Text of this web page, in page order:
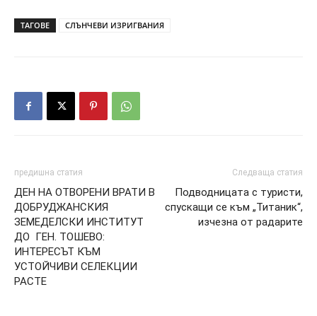
ТАГОВЕ СЛЪНЧЕВИ ИЗРИГВАНИЯ
предишна статия
ДЕН НА ОТВОРЕНИ ВРАТИ В
ДОБРУДЖАНСКИЯ
ЗЕМЕДЕЛСКИ ИНСТИТУТ
ДО ГЕН. ТОШЕВО:
ИНТЕРЕСЪТ КЪМ
УСТОЙЧИВИ СЕЛЕКЦИИ
РАСТЕ
Следваща статия
Подводницата с туристи,
спускащи се към „Титаник“,
изчезна от радарите